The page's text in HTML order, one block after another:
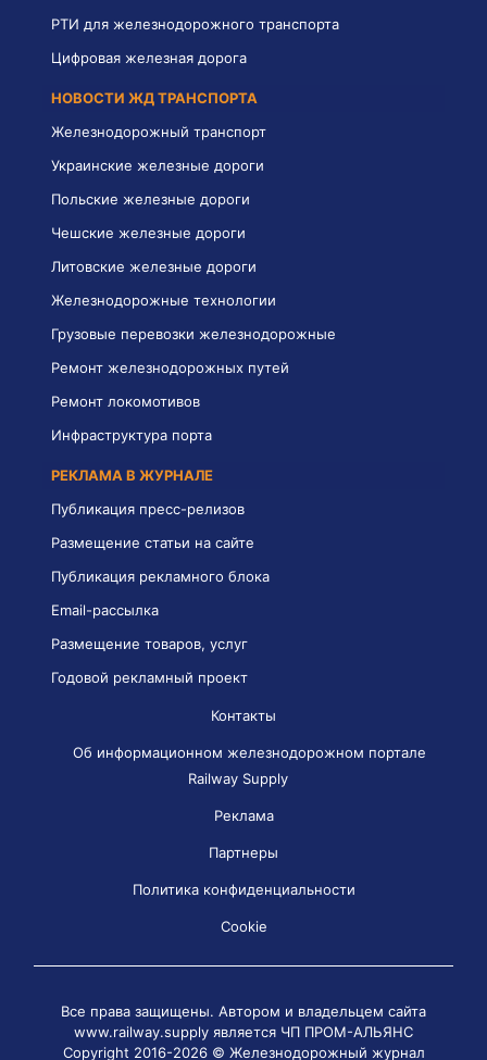
РТИ для железнодорожного транспорта
Цифровая железная дорога
НОВОСТИ ЖД ТРАНСПОРТА
Железнодорожный транспорт
Украинские железные дороги
Польские железные дороги
Чешские железные дороги
Литовские железные дороги
Железнодорожные технологии
Грузовые перевозки железнодорожные
Ремонт железнодорожных путей
Ремонт локомотивов
Инфраструктура порта
РЕКЛАМА В ЖУРНАЛЕ
Публикация пресс-релизов
Размещение статьи на сайте
Публикация рекламного блока
Email-рассылка
Размещение товаров, услуг
Годовой рекламный проект
Контакты
Об информационном железнодорожном портале
Railway Supply
Реклама
Партнеры
Политика конфиденциальности
Cookie
Все права защищены. Автором и владельцем сайта
www.railway.supply является ЧП ПРОМ-АЛЬЯНС
Copyright 2016-2026 © Железнодорожный журнал